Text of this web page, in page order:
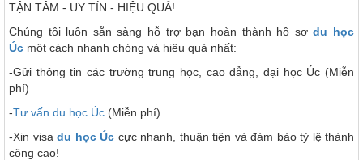
TẬN TÂM - UY TÍN - HIỆU QUẢ!
Chúng tôi luôn sẵn sàng hỗ trợ bạn hoàn thành hồ sơdu học
Úc một cách nhanh chóng và hiệu quả nhất:
-Gửi thông tin các trường trung học, cao đẳng, đại học Úc (Miễn
phí)
-Tư vấn du học Úc (Miễn phí)
-Xin visa du học Úc cực nhanh, thuận tiện và đảm bảo tỷ lệ thành
công cao!